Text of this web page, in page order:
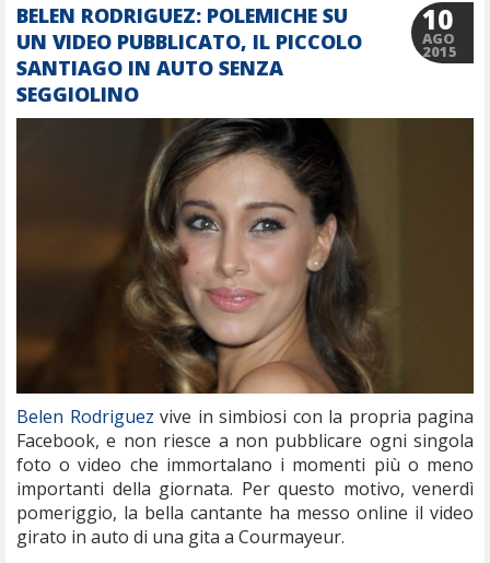
BELEN RODRIGUEZ: POLEMICHE SU
UN VIDEO PUBBLICATO, IL PICCOLO
SANTIAGO IN AUTO SENZA
SEGGIOLINO
10
AGO
2015
Belen Rodriguez vive in simbiosi con la propria pagina
Facebook, e non riesce a non pubblicare ogni singola
foto o video che immortalano i momenti più o meno
importanti della giornata. Per questo motivo, venerdì
pomeriggio, la bella cantante ha messo online il video
girato in auto di una gita a Courmayeur.